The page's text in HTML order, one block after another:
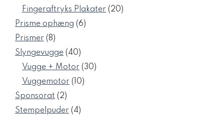
varer
Fingeraftryks Plakater 2020
Prisme ophæng 66
Prismer 88
varer
Slyngevugge 4040
varer
Vugge + Motor 3030
Vuggemotor 1010
Sponsorat 22
varer
Stempelpuder 44